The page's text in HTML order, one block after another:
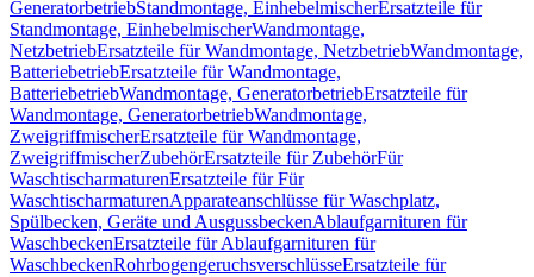
GeneratorbetriebStandmontage, EinhebelmischerErsatzteile für
Standmontage, EinhebelmischerWandmontage,
NetzbetriebErsatzteile für Wandmontage, NetzbetriebWandmontage,
BatteriebetriebErsatzteile für Wandmontage,
BatteriebetriebWandmontage, GeneratorbetriebErsatzteile für
Wandmontage, GeneratorbetriebWandmontage,
ZweigriffmischerErsatzteile für Wandmontage,
ZweigriffmischerZubehörErsatzteile für ZubehörFür
WaschtischarmaturenErsatzteile für Für
WaschtischarmaturenApparateanschlüsse für Waschplatz,
Spülbecken, Geräte und AusgussbeckenAblaufgarnituren für
WaschbeckenErsatzteile für Ablaufgarnituren für
WaschbeckenRohrbogengeruchsverschlüsseErsatzteile für